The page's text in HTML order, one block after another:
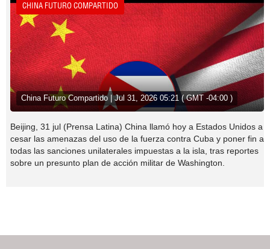
CHINA FUTURO COMPARTIDO
China Futuro Compartido | Jul 31, 2026 05:21 ( GMT -04:00 )
Beijing, 31 jul (Prensa Latina) China llamó hoy a Estados Unidos a
cesar las amenazas del uso de la fuerza contra Cuba y poner fin a
todas las sanciones unilaterales impuestas a la isla, tras reportes
sobre un presunto plan de acción militar de Washington.